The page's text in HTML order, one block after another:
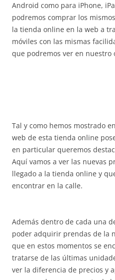
Android como para iPhone,
podremos comprar los
la tienda online en la web a
móviles con las mismas
que podremos ver en nuestro
Tal y como hemos mostrado
web de esta tienda online
en particular queremos
Aquí vamos a ver las nuevas
llegado a la tienda online y
encontrar en la calle.
Además dentro de cada una
poder adquirir prendas de la
que en estos momentos se
tratarse de las últimas
ver la diferencia de precios y